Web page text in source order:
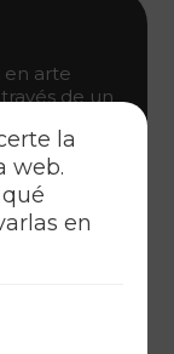
en arte
de un
la
web.
en